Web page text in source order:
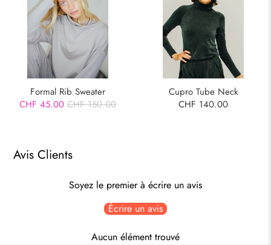
Formal Rib Sweater
CHF 45.00 CHF 150.00
Cupro Tube Neck
CHF 140.00
Avis Clients
Soyez le premier à écrire un avis
Écrire un avis
Aucun élément trouvé